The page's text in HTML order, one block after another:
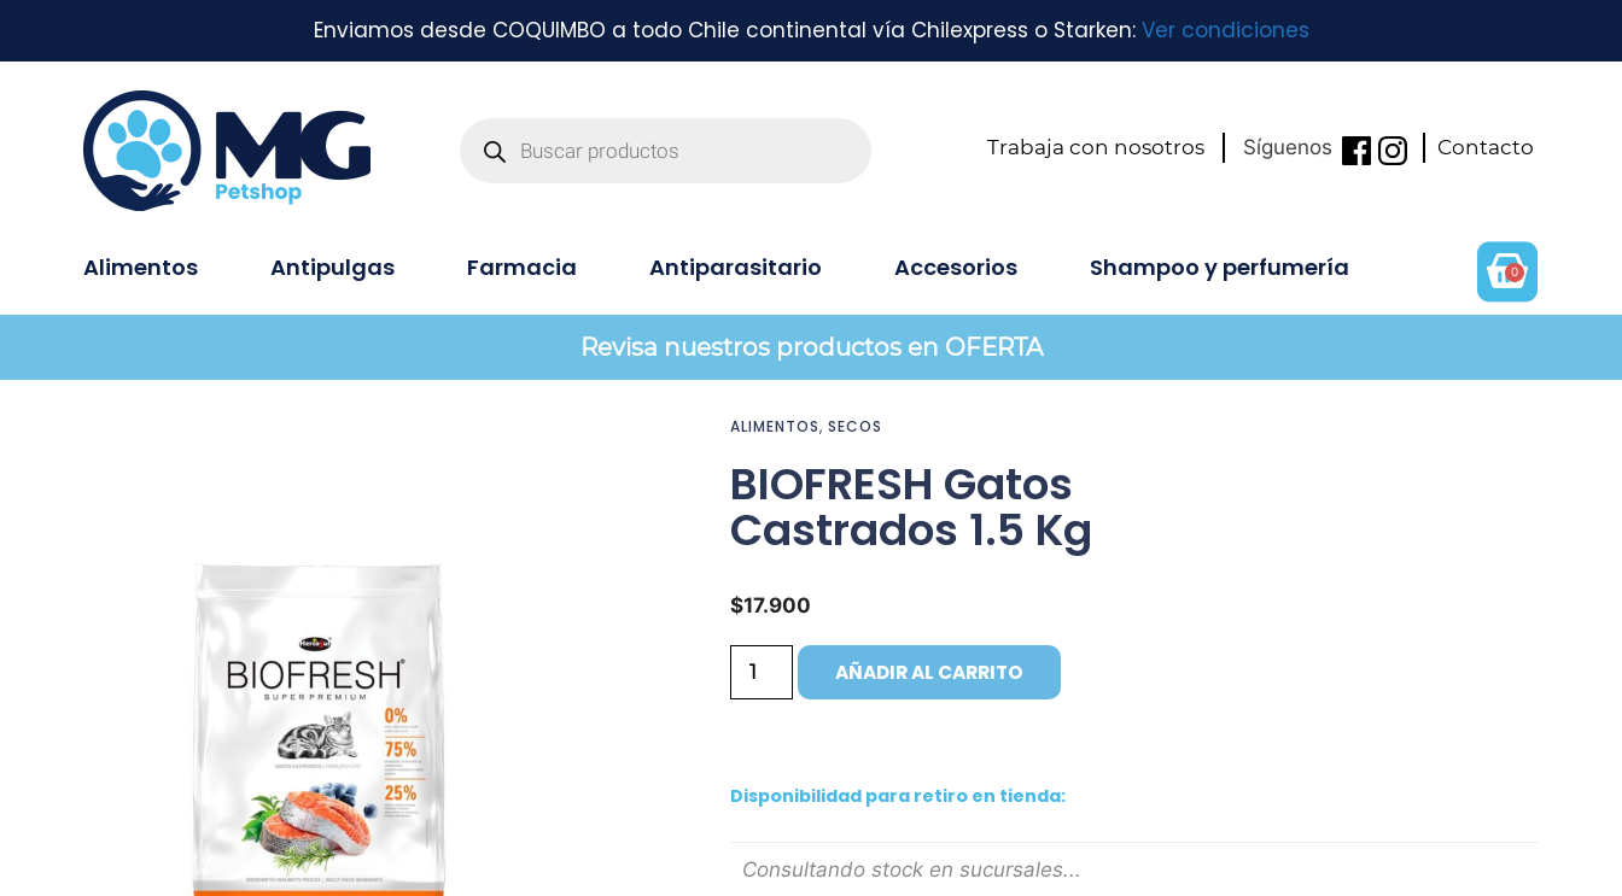
Enviamos desde COQUIMBO a todo Chile continental vía Chilexpress o Starken: Ver condiciones
Trabaja con nosotros Síguenos Contacto
Alimentos Antipulgas Farmacia Antiparasitario Accesorios Shampoo y perfumería 0
Revisa nuestros productos en OFERTA
ALIMENTOS, SECOS
BIOFRESH Gatos
Castrados 1.5 Kg
$17.900
AÑADIR AL CARRITO
Disponibilidad para retiro en tienda:
Consultando stock en sucursales...